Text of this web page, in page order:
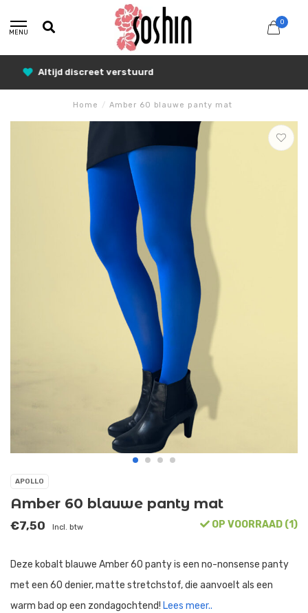
MENU
0
25% Korting met SUNSHINE25
Home / Amber 60 blauwe panty mat
APOLLO
Amber 60 blauwe panty mat
€7,50 Incl. btw OP VOORRAAD (1)
Deze kobalt blauwe Amber 60 panty is een no-nonsense panty
met een 60 denier, matte stretchstof, die aanvoelt als een
warm bad op een zondagochtend! Lees meer..